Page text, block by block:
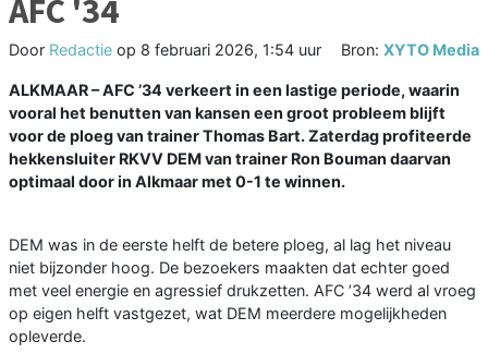
AFC '34
Door Redactie op 8 februari 2026, 1:54 uur Bron: XYTO Media
ALKMAAR– AFC ’34 verkeert in een lastige periode, waarin
vooral het benutten van kansen een groot probleem blijft
voor de ploeg van trainer Thomas Bart. Zaterdag profiteerde
hekkensluiter RKVV DEM van trainer Ron Bouman daarvan
optimaal door in Alkmaar met 0-1 te winnen.
DEM was in de eerste helft de betere ploeg, al lag het niveau
niet bijzonder hoog. De bezoekers maakten dat echter goed
met veel energie en agressief drukzetten. AFC ’34 werd al vroeg
op eigen helft vastgezet, wat DEM meerdere mogelijkheden
opleverde.